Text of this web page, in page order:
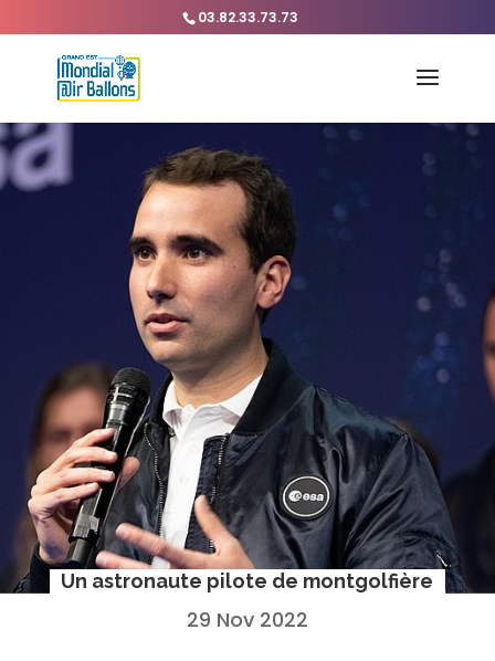
03.82.33.73.73
Un astronaute pilote de montgolfière
29 Nov 2022